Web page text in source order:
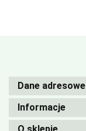
Dane adresowe
Informacje